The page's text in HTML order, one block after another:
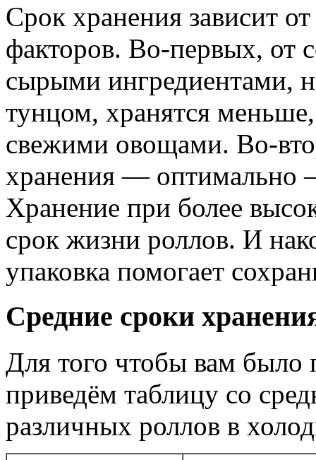
Срок хранения зависит
факторов. Во-первых, от
сырыми ингредиентами,
тунцом, хранятся
свежими овощами. Во-
хранения — оптимально
Хранение при более
срок жизни роллов. И
упаковка помогает
Средние сроки
Для того чтобы вам было
приведём таблицу со
различных роллов в